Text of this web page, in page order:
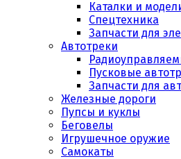
Каталки и
Спецтехника
Запчасти для
Автотреки
Пусковые
Запчасти для
Железные дороги
Пупсы и куклы
Беговелы
Игрушечное оружие
Самокаты